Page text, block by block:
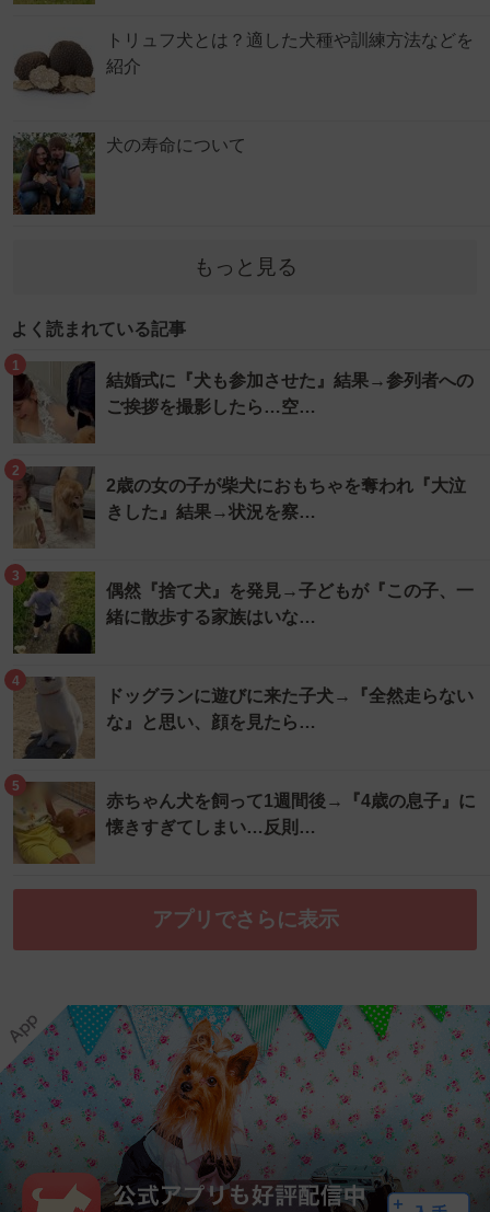
トリュフ犬とは？適した犬種や訓練方法などを
紹介
犬の寿命について
もっと見る
よく読まれている記事
1
結婚式に『犬も参加させた』結果→参列者への
ご挨拶を撮影したら…空…
2
2歳の女の子が柴犬におもちゃを奪われ『大泣
きした』結果→状況を察…
3
偶然『捨て犬』を発見→子どもが『この子、一
緒に散歩する家族はいな…
4
ドッグランに遊びに来た子犬→『全然走らない
な』と思い、顔を見たら…
5
赤ちゃん犬を飼って1週間後→『4歳の息子』に
懐きすぎてしまい…反則…
アプリでさらに表示